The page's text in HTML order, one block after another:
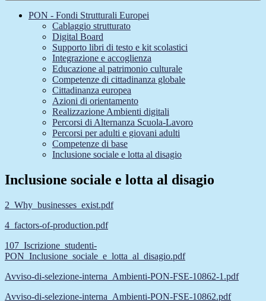
PON - Fondi Strutturali Europei
Cablaggio strutturato
Digital Board
Supporto libri di testo e kit scolastici
Integrazione e accoglienza
Educazione al patrimonio culturale
Competenze di cittadinanza globale
Cittadinanza europea
Azioni di orientamento
Realizzazione Ambienti digitali
Percorsi di Alternanza Scuola-Lavoro
Percorsi per adulti e giovani adulti
Competenze di base
Inclusione sociale e lotta al disagio
Inclusione sociale e lotta al disagio
2_Why_businesses_exist.pdf
4_factors-of-production.pdf
107_Iscrizione_studenti-
PON_Inclusione_sociale_e_lotta_al_disagio.pdf
Avviso-di-selezione-interna_Ambienti-PON-FSE-10862-1.pdf
Avviso-di-selezione-interna_Ambienti-PON-FSE-10862.pdf